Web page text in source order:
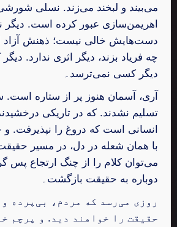
می‌بیند و لبخند می‌زند. نسلی
اهریمن‌سازی عبور کرده است. دیگر
دست‌هایش خالی نیست؛ ذهنش آزاد
چه فریاد بزند، دیگر اثری ندارد.
دیگر کسی نمی‌ترسد۔
آری، آسمان هنوز پر از ستاره است.
تسلیم نشدند. که در تاریکی
انسانی است که دروغ را نپذیرفت. و
با همان شعله در دل، در مسیر
می‌توان کلام را از چنگ ارتجاع پس
دوباره به حقیقت بازگشت۔
روزی می‌رسد که مردم، بی‌پرده
حقیقت را خواهند دید. و پرچم